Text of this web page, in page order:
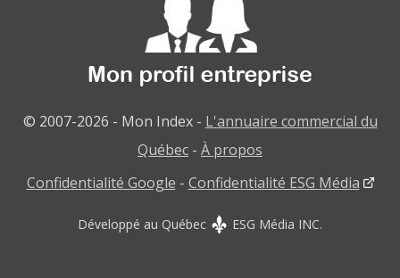
© 2007-2026 - Mon Index - L'annuaire commercial du
Québec - À propos
Confidentialité Google - Confidentialité ESG Média
Développé au Québec ESG Média INC.